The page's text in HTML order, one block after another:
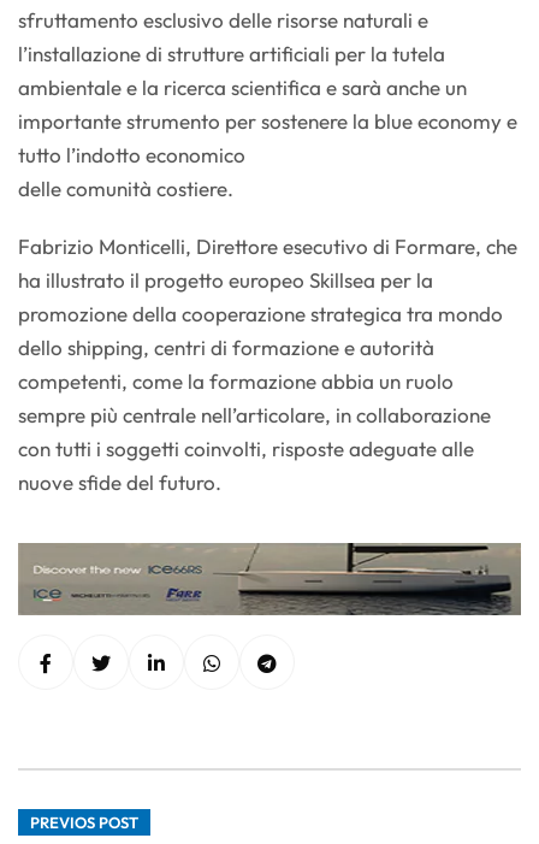
sfruttamento esclusivo delle risorse naturali e
l’installazione di strutture artificiali per la tutela
ambientale e la ricerca scientifica e sarà anche un
importante strumento per sostenere la blue economy e
tutto l’indotto economico
delle comunità costiere.
Fabrizio Monticelli, Direttore esecutivo di Formare, che
ha illustrato il progetto europeo Skillsea per la
promozione della cooperazione strategica tra mondo
dello shipping, centri di formazione e autorità
competenti, come la formazione abbia un ruolo
sempre più centrale nell’articolare, in collaborazione
con tutti i soggetti coinvolti, risposte adeguate alle
nuove sfide del futuro.
PREVIOS POST